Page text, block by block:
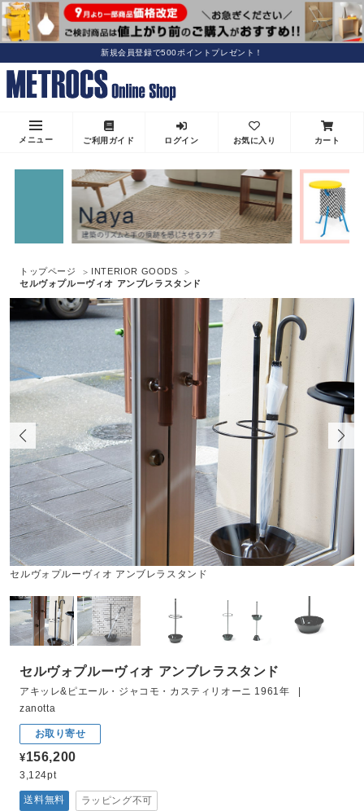
新規会員登録で500ポイントプレゼント！
メニュー ご利用ガイド ログイン お気に入り カート
トップページ
INTERIOR GOODS
セルヴォプルーヴィオ アンブレラスタンド
セルヴォプルーヴィオ アンブレラスタンド
セルヴォプルーヴィオ アンブレラスタンド
アキッレ&ピエール・ジャコモ・カスティリオーニ 1961年 |
zanotta
お取り寄せ
¥156,200
3,124pt
送料無料 ラッピング不可